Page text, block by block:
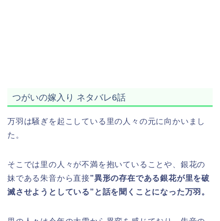
つがいの嫁入り ネタバレ6話
万羽は騒ぎを起こしている里の人々の元に向かいまし
た。
そこでは里の人々が不満を抱いていることや、銀花の
妹である朱音から直接”異形の存在である銀花が里を破
滅させようとしている”と話を聞くことになった万羽。